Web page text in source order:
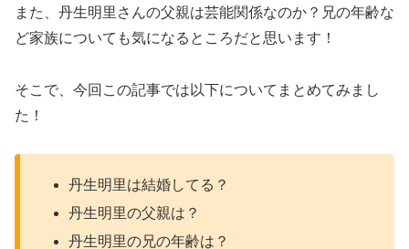
また、丹生明里さんの父親は芸能関係なのか？兄の年齢な
ど家族についても気になるところだと思います！
そこで、今回この記事では以下についてまとめてみまし
た！
丹生明里は結婚してる？
丹生明里の父親は？
丹生明里の兄の年齢は？